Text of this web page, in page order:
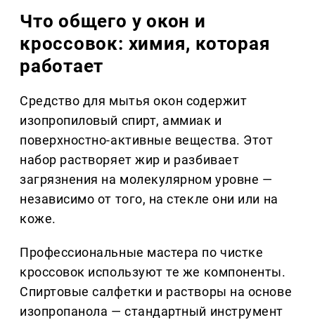
Что общего у окон и
кроссовок: химия, которая
работает
Средство для мытья окон содержит
изопропиловый спирт, аммиак и
поверхностно-активные вещества. Этот
набор растворяет жир и разбивает
загрязнения на молекулярном уровне —
независимо от того, на стекле они или на
коже.
Профессиональные мастера по чистке
кроссовок используют те же компоненты.
Спиртовые салфетки и растворы на основе
изопропанола — стандартный инструмент